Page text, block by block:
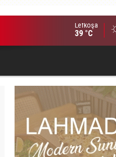
binalarına zarar verenler
Lefkoşa
39 °C